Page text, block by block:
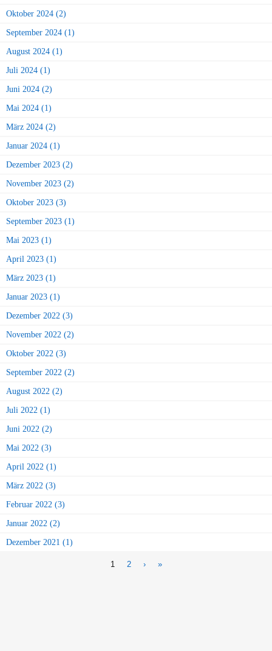
Oktober 2024 (2)
September 2024 (1)
August 2024 (1)
Juli 2024 (1)
Juni 2024 (2)
Mai 2024 (1)
März 2024 (2)
Januar 2024 (1)
Dezember 2023 (2)
November 2023 (2)
Oktober 2023 (3)
September 2023 (1)
Mai 2023 (1)
April 2023 (1)
März 2023 (1)
Januar 2023 (1)
Dezember 2022 (3)
November 2022 (2)
Oktober 2022 (3)
September 2022 (2)
August 2022 (2)
Juli 2022 (1)
Juni 2022 (2)
Mai 2022 (3)
April 2022 (1)
März 2022 (3)
Februar 2022 (3)
Januar 2022 (2)
Dezember 2021 (1)
1 2 › »